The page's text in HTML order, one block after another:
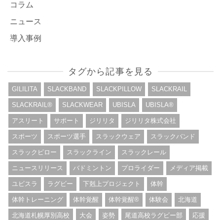
コラム
ニュース
導入事例
タグから記事を見る
GILILITA SLACKBAND SLACKPILLOW SLACKRAIL
SLACKRAIL®︎ SLACKWEAR UBISLA UBISLA®︎
アスリート サポート ジリリタ ジリリタ株式会社
スポーツ スポーツ選手 スラックウェア スラックバンド
スラックピロー スラックライン スラックレール
ニュースリリース バドミントン プロライダー メディア掲載
ユビスラ ラグビー 下剋上プロジェクト 体幹
体幹トレーニング 体幹覚醒 体幹覚醒®︎ 体験会 北海道
北海道札幌厚別高校 大会 姿勢 尾道高校ラグビー部 応援